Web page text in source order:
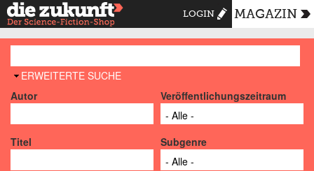
LOGIN MAGAZIN
AUSBLENDEN
ERWEITERTE SUCHE
Autor
Veröffentlichungszeitraum
Titel Subgenre